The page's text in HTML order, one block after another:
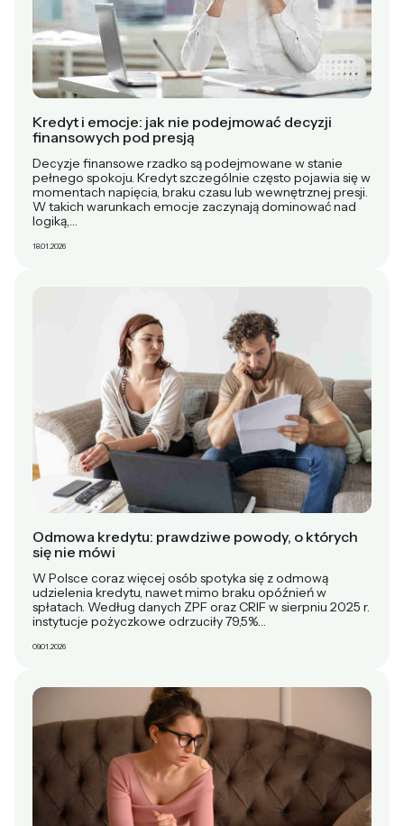
Kredyt i emocje: jak nie podejmować decyzji
finansowych pod presją
Decyzje finansowe rzadko są podejmowane w stanie
pełnego spokoju. Kredyt szczególnie często pojawia się w
momentach napięcia, braku czasu lub wewnętrznej presji.
W takich warunkach emocje zaczynają dominować nad
logiką,…
18.01.2026
Odmowa kredytu: prawdziwe powody, o których
się nie mówi
W Polsce coraz więcej osób spotyka się z odmową
udzielenia kredytu, nawet mimo braku opóźnień w
spłatach. Według danych ZPF oraz CRIF w sierpniu 2025 r.
instytucje pożyczkowe odrzuciły 79,5%…
09.01.2026